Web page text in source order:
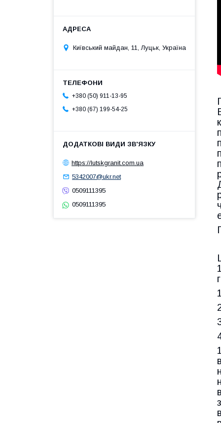
Київський майдан, 11, Луцьк, Україна
+380 (50) 911-13-95
+380 (67) 199-54-25
https://lutskgranit.com.ua
5342007@ukr.net
0509111395
0509111395